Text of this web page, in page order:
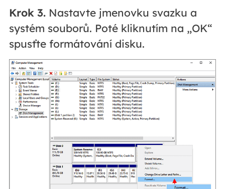
Krok 3.Nastavte jmenovku svazku a
systém souborů. Poté kliknutím na „OK“
spusťte formátování disku.